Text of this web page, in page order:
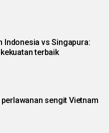
Indonesia vs Singapura:
terbaik
sengit Vietnam